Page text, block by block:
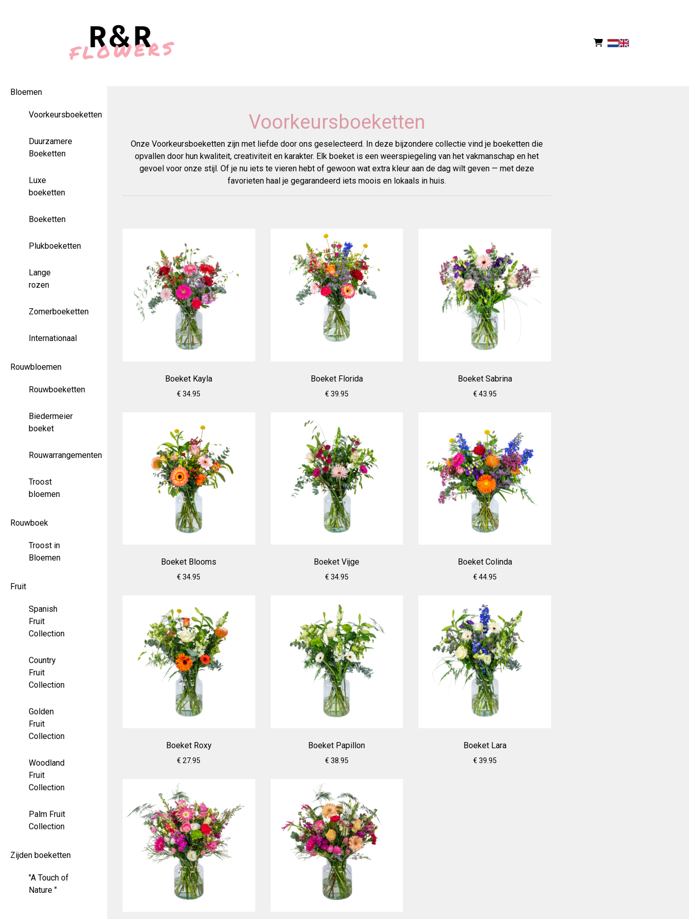
Bloemen
Voorkeursboeketten
Duurzamere
Boeketten
Luxe
boeketten
Boeketten
Plukboeketten
Lange
rozen
Zomerboeketten
Internationaal
Rouwbloemen
Rouwboeketten
Biedermeier
boeket
Rouwarrangementen
Troost
bloemen
Rouwboek
Troost in
Bloemen
Fruit
Spanish
Fruit
Collection
Country
Fruit
Collection
Golden
Fruit
Collection
Woodland
Fruit
Collection
Palm Fruit
Collection
Zijden boeketten
"A Touch of
Nature "
Voorkeursboeketten
Onze Voorkeursboeketten zijn met liefde door ons geselecteerd. In deze bijzondere collectie vind je boeketten die
opvallen door hun kwaliteit, creativiteit en karakter. Elk boeket is een weerspiegeling van het vakmanschap en het
gevoel voor onze stijl. Of je nu iets te vieren hebt of gewoon wat extra kleur aan de dag wilt geven — met deze
favorieten haal je gegarandeerd iets moois en lokaals in huis.
Boeket Kayla
€ 34.95
Boeket Florida
€ 39.95
Boeket Sabrina
€ 43.95
Boeket Blooms
€ 34.95
Boeket Vijge
€ 34.95
Boeket Colinda
€ 44.95
Boeket Roxy
€ 27.95
Boeket Papillon
€ 38.95
Boeket Lara
€ 39.95